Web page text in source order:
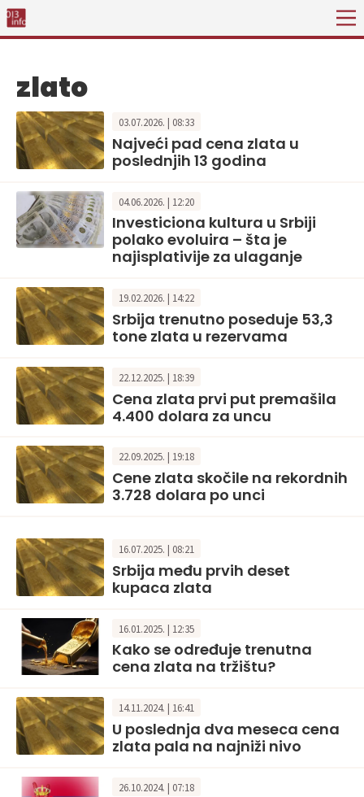
zlato
03.07.2026. | 08:33
Najveći pad cena zlata u
poslednjih 13 godina
04.06.2026. | 12:20
Investiciona kultura u Srbiji
polako evoluira – šta je
najisplativije za ulaganje
19.02.2026. | 14:22
Srbija trenutno poseduje 53,3
tone zlata u rezervama
22.12.2025. | 18:39
Cena zlata prvi put premašila
4.400 dolara za uncu
22.09.2025. | 19:18
Cene zlata skočile na rekordnih
3.728 dolara po unci
16.07.2025. | 08:21
Srbija među prvih deset
kupaca zlata
16.01.2025. | 12:35
Kako se određuje trenutna
cena zlata na tržištu?
14.11.2024. | 16:41
U poslednja dva meseca cena
zlata pala na najniži nivo
26.10.2024. | 07:18